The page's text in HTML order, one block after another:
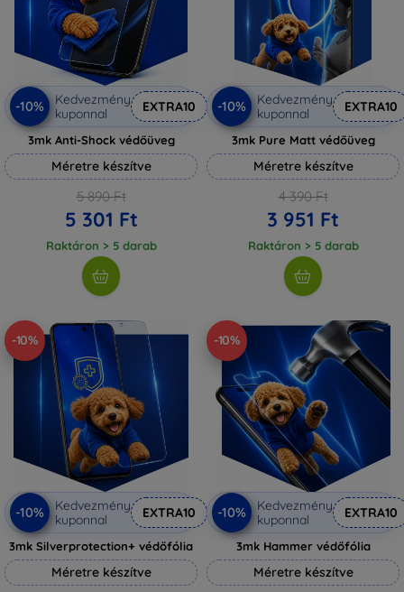
-10%
Kedvezmény
kuponnal
EXTRA10
3mk Anti-Shock védőüveg
Méretre készítve
5 890 Ft
5 301 Ft
Raktáron > 5 darab
-10%
Kedvezmény
kuponnal
EXTRA10
3mk Pure Matt védőüveg
Méretre készítve
4 390 Ft
3 951 Ft
Raktáron > 5 darab
-10%
-10%
Kedvezmény
kuponnal
EXTRA10
3mk Silverprotection+ védőfólia
Méretre készítve
-10%
-10%
Kedvezmény
kuponnal
EXTRA10
3mk Hammer védőfólia
Méretre készítve